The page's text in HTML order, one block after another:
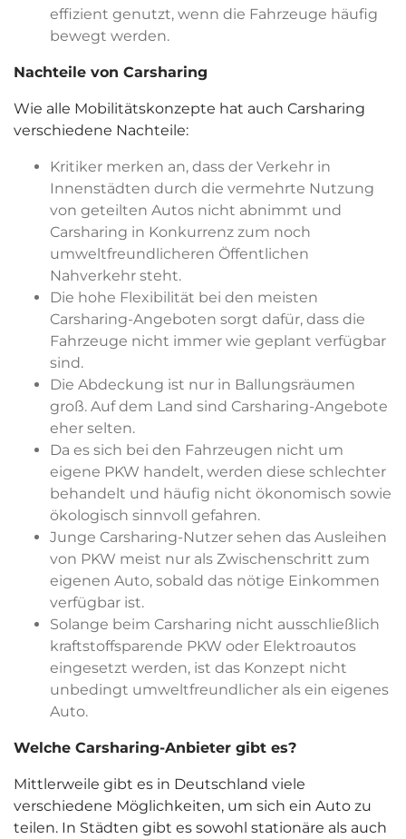
effizient genutzt, wenn die Fahrzeuge häufig
bewegt werden.
Nachteile von Carsharing
Wie alle Mobilitätskonzepte hat auch Carsharing
verschiedene Nachteile:
Kritiker merken an, dass der Verkehr in
Innenstädten durch die vermehrte Nutzung
von geteilten Autos nicht abnimmt und
Carsharing in Konkurrenz zum noch
umweltfreundlicheren Öffentlichen
Nahverkehr steht.
Die hohe Flexibilität bei den meisten
Carsharing-Angeboten sorgt dafür, dass die
Fahrzeuge nicht immer wie geplant verfügbar
sind.
Die Abdeckung ist nur in Ballungsräumen
groß. Auf dem Land sind Carsharing-Angebote
eher selten.
Da es sich bei den Fahrzeugen nicht um
eigene PKW handelt, werden diese schlechter
behandelt und häufig nicht ökonomisch sowie
ökologisch sinnvoll gefahren.
Junge Carsharing-Nutzer sehen das Ausleihen
von PKW meist nur als Zwischenschritt zum
eigenen Auto, sobald das nötige Einkommen
verfügbar ist.
Solange beim Carsharing nicht ausschließlich
kraftstoffsparende PKW oder Elektroautos
eingesetzt werden, ist das Konzept nicht
unbedingt umweltfreundlicher als ein eigenes
Auto.
Welche Carsharing-Anbieter gibt es?
Mittlerweile gibt es in Deutschland viele
verschiedene Möglichkeiten, um sich ein Auto zu
teilen. In Städten gibt es sowohl stationäre als auch